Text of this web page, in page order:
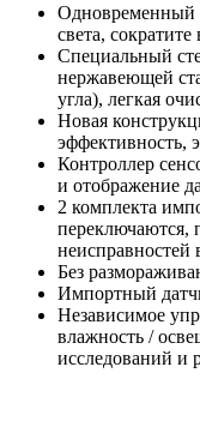
Одновременный
света,
Специальный
нержавеющей
угла), легкая
Новая
эффективность,
Контроллер
и отображение
2 комплекта
переключаются,
неисправностей
Без
Импортный
Независимое
влажность /
исследований и